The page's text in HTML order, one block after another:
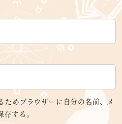
ためブラウザーに自分の名前、メ
する。